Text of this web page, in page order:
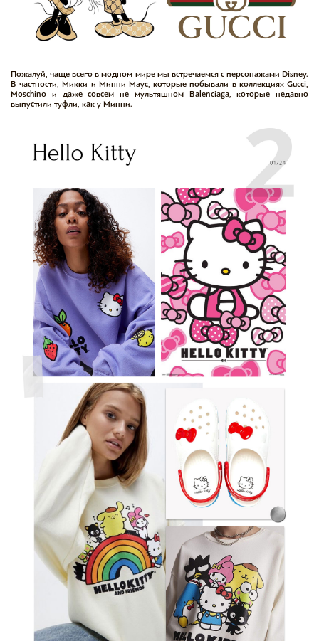
Пожалуй, чаще всего в модном мире мы встречаемся с персонажами Disney.
В частности, Микки и Минни Маус, которые побывали в коллекциях Gucci,
Moschino и даже совсем не мультяшном Balenciaga, которые недавно
выпустили туфли, как у Минни.